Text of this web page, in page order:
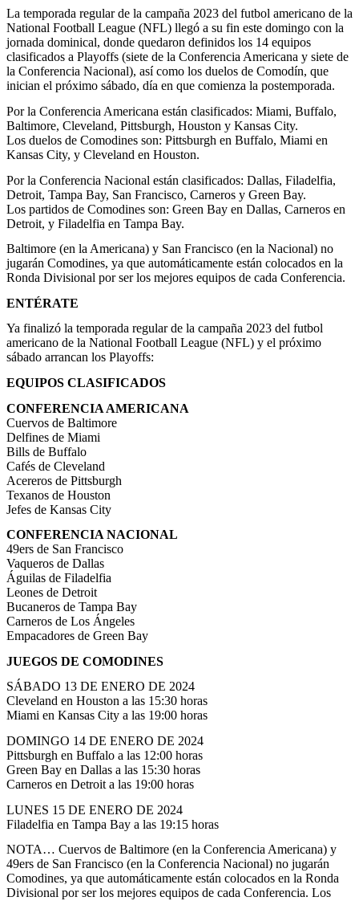
La temporada regular de la campaña 2023 del futbol americano de la
National Football League (NFL) llegó a su fin este domingo con la
jornada dominical, donde quedaron definidos los 14 equipos
clasificados a Playoffs (siete de la Conferencia Americana y siete de
la Conferencia Nacional), así como los duelos de Comodín, que
inician el próximo sábado, día en que comienza la postemporada.
Por la Conferencia Americana están clasificados: Miami, Buffalo,
Baltimore, Cleveland, Pittsburgh, Houston y Kansas City.
Los duelos de Comodines son: Pittsburgh en Buffalo, Miami en
Kansas City, y Cleveland en Houston.
Por la Conferencia Nacional están clasificados: Dallas, Filadelfia,
Detroit, Tampa Bay, San Francisco, Carneros y Green Bay.
Los partidos de Comodines son: Green Bay en Dallas, Carneros en
Detroit, y Filadelfia en Tampa Bay.
Baltimore (en la Americana) y San Francisco (en la Nacional) no
jugarán Comodines, ya que automáticamente están colocados en la
Ronda Divisional por ser los mejores equipos de cada Conferencia.
ENTÉRATE
Ya finalizó la temporada regular de la campaña 2023 del futbol
americano de la National Football League (NFL) y el próximo
sábado arrancan los Playoffs:
EQUIPOS CLASIFICADOS
CONFERENCIA AMERICANA
Cuervos de Baltimore
Delfines de Miami
Bills de Buffalo
Cafés de Cleveland
Acereros de Pittsburgh
Texanos de Houston
Jefes de Kansas City
CONFERENCIA NACIONAL
49ers de San Francisco
Vaqueros de Dallas
Águilas de Filadelfia
Leones de Detroit
Bucaneros de Tampa Bay
Carneros de Los Ángeles
Empacadores de Green Bay
JUEGOS DE COMODINES
SÁBADO 13 DE ENERO DE 2024
Cleveland en Houston a las 15:30 horas
Miami en Kansas City a las 19:00 horas
DOMINGO 14 DE ENERO DE 2024
Pittsburgh en Buffalo a las 12:00 horas
Green Bay en Dallas a las 15:30 horas
Carneros en Detroit a las 19:00 horas
LUNES 15 DE ENERO DE 2024
Filadelfia en Tampa Bay a las 19:15 horas
NOTA… Cuervos de Baltimore (en la Conferencia Americana) y
49ers de San Francisco (en la Conferencia Nacional) no jugarán
Comodines, ya que automáticamente están colocados en la Ronda
Divisional por ser los mejores equipos de cada Conferencia. Los